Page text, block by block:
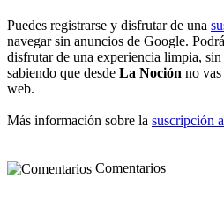
Puedes registrarse y disfrutar de una
navegar sin anuncios de Google.
disfrutar de una experiencia limpia,
sabiendo que desde La Noción no
web.
Más información sobre la suscripción
Comentarios